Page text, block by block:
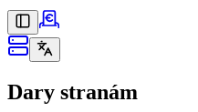
Dary stranám